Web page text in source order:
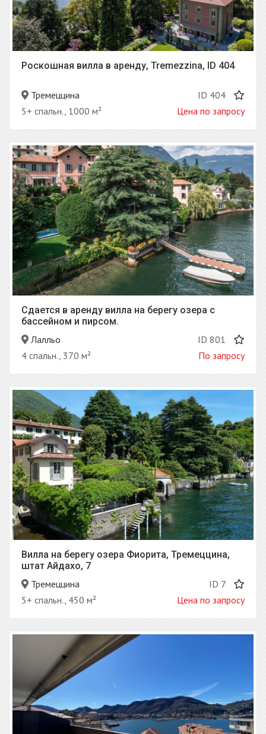
Роскошная вилла в аренду, Tremezzina, ID 404
Тремеццина
ID 404
5+ спальн., 1000 м²
Цена по запросу
Сдается в аренду вилла на берегу озера с
бассейном и пирсом.
Лалльо
ID 801
4 спальн., 370 м²
По запросу
Вилла на берегу озера Фиорита, Тремеццина,
штат Айдахо, 7
Тремеццина
ID 7
5+ спальн., 450 м²
Цена по запросу